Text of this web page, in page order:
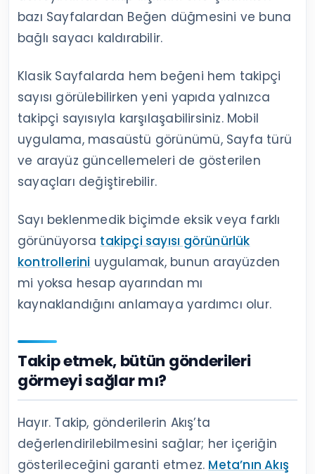
bazı Sayfalardan Beğen düğmesini ve buna
bağlı sayacı kaldırabilir.
Klasik Sayfalarda hem beğeni hem takipçi
sayısı görülebilirken yeni yapıda yalnızca
takipçi sayısıyla karşılaşabilirsiniz. Mobil
uygulama, masaüstü görünümü, Sayfa türü
ve arayüz güncellemeleri de gösterilen
sayaçları değiştirebilir.
Sayı beklenmedik biçimde eksik veya farklı
görünüyorsa takipçi sayısı görünürlük
kontrollerini uygulamak, bunun arayüzden
mi yoksa hesap ayarından mı
kaynaklandığını anlamaya yardımcı olur.
Takip etmek, bütün gönderileri
görmeyi sağlar mı?
Hayır. Takip, gönderilerin Akış’ta
değerlendirilebilmesini sağlar; her içeriğin
gösterileceğini garanti etmez. Meta’nın Akış